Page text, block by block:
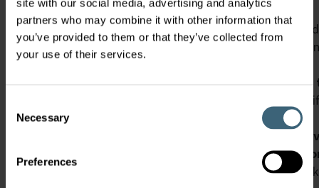
site with our social media, advertising and analytics
partners who may combine it with other information that
you’ve provided to them or that they’ve collected from
your use of their services.
Selection
Necessary
Preferences
En banbrytande lösning för digital uppkoppling,
HVAC-system för kommersiella och industriella
ventilationsprestandan i en byggnad.
förbättra
som det effektiviserar energihanteringen och minskar
framtidssäkrad lösning.
FläktEdge integreras sömlöst med ett brett utbud
luftbehandlingsaggregat, kylaggregat och
inomhusklimat. Den modulära arkitekturen möjliggör